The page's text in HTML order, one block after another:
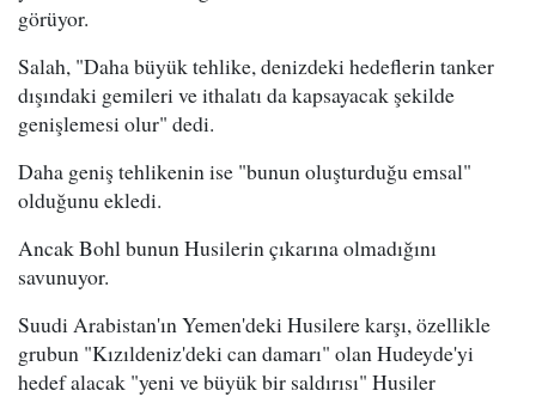
görüyor.
Salah, "Daha büyük tehlike, denizdeki hedeflerin tanker
dışındaki gemileri ve ithalatı da kapsayacak şekilde
genişlemesi olur" dedi.
Daha geniş tehlikenin ise "bunun oluşturduğu emsal"
olduğunu ekledi.
Ancak Bohl bunun Husilerin çıkarına olmadığını
savunuyor.
Suudi Arabistan'ın Yemen'deki Husilere karşı, özellikle
grubun "Kızıldeniz'deki can damarı" olan Hudeyde'yi
hedef alacak "yeni ve büyük bir saldırısı" Husiler